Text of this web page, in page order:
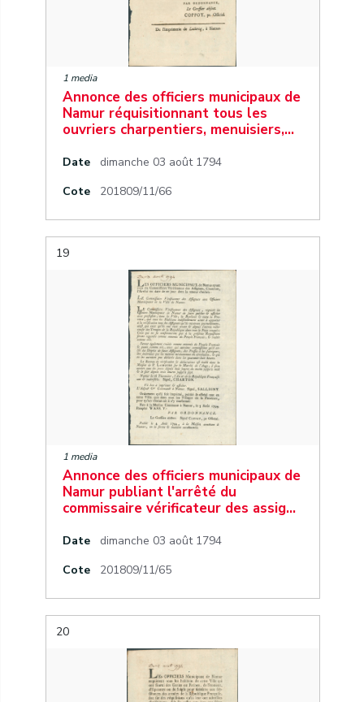
1 media
Annonce des officiers municipaux de
Namur réquisitionnant tous les
ouvriers charpentiers, menuisiers,…
Date
dimanche 03 août 1794
Cote
201809/11/66
19
1 media
Annonce des officiers municipaux de
Namur publiant l'arrêté du
commissaire vérificateur des assig…
Date
dimanche 03 août 1794
Cote
201809/11/65
20